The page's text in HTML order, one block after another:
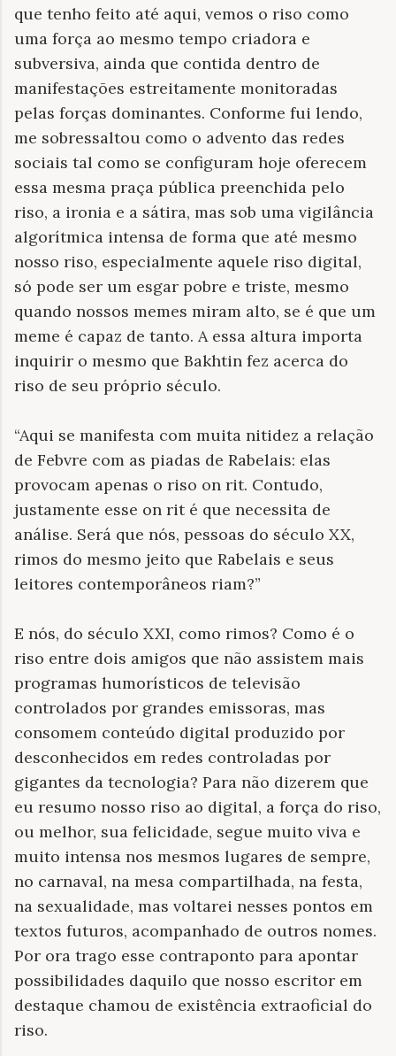
que tenho feito até aqui, vemos o riso como
uma força ao mesmo tempo criadora e
subversiva, ainda que contida dentro de
manifestações estreitamente monitoradas
pelas forças dominantes. Conforme fui lendo,
me sobressaltou como o advento das redes
sociais tal como se configuram hoje oferecem
essa mesma praça pública preenchida pelo
riso, a ironia e a sátira, mas sob uma vigilância
algorítmica intensa de forma que até mesmo
nosso riso, especialmente aquele riso digital,
só pode ser um esgar pobre e triste, mesmo
quando nossos memes miram alto, se é que um
meme é capaz de tanto. A essa altura importa
inquirir o mesmo que Bakhtin fez acerca do
riso de seu próprio século.
“Aqui se manifesta com muita nitidez a relação
de Febvre com as piadas de Rabelais: elas
provocam apenas o riso on rit. Contudo,
justamente esse on rit é que necessita de
análise. Será que nós, pessoas do século XX,
rimos do mesmo jeito que Rabelais e seus
leitores contemporâneos riam?”
E nós, do século XXI, como rimos? Como é o
riso entre dois amigos que não assistem mais
programas humorísticos de televisão
controlados por grandes emissoras, mas
consomem conteúdo digital produzido por
desconhecidos em redes controladas por
gigantes da tecnologia? Para não dizerem que
eu resumo nosso riso ao digital, a força do riso,
ou melhor, sua felicidade, segue muito viva e
muito intensa nos mesmos lugares de sempre,
no carnaval, na mesa compartilhada, na festa,
na sexualidade, mas voltarei nesses pontos em
textos futuros, acompanhado de outros nomes.
Por ora trago esse contraponto para apontar
possibilidades daquilo que nosso escritor em
destaque chamou de existência extraoficial do
riso.